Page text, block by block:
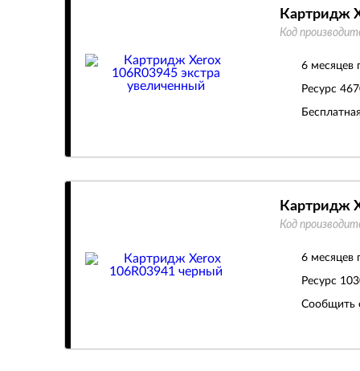
Картридж
Код
6 месяцев
Ресурс
Картридж
Код
6 месяцев
Ресурс
Сообщить